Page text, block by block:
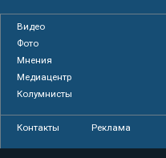
Видео
Фото
Мнения
Медиацентр
Колумнисты
Контакты Реклама